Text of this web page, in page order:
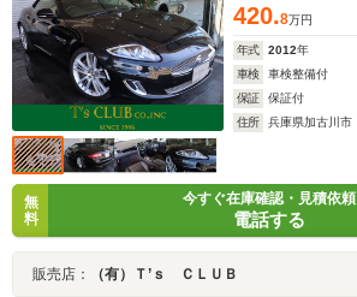
420.8万円
年式 2012年
車検
車検整備付
保証
保証付
住所
兵庫県加古川市
無
料
今すぐ在庫確認・見積依頼
電話する
販売店： （有）Ｔ’ｓ ＣＬＵＢ